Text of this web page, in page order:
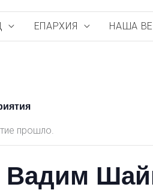
ЕПАРХИЯ НАША
прошло.
Вадим